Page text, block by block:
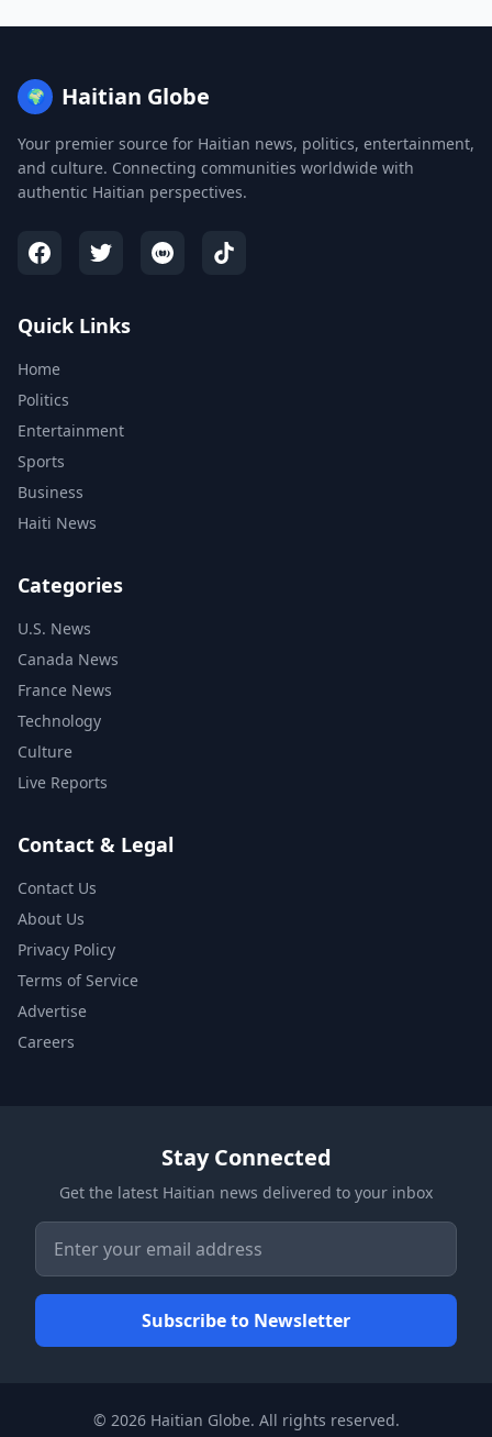
🌍 Haitian Globe
Your premier source for Haitian news, politics, entertainment,
and culture. Connecting communities worldwide with
authentic Haitian perspectives.
Quick Links
Home
Politics
Entertainment
Sports
Business
Haiti News
Categories
U.S. News
Canada News
France News
Technology
Culture
Live Reports
Contact & Legal
Contact Us
About Us
Privacy Policy
Terms of Service
Advertise
Careers
Stay Connected
Get the latest Haitian news delivered to your inbox
© 2026 Haitian Globe. All rights reserved.